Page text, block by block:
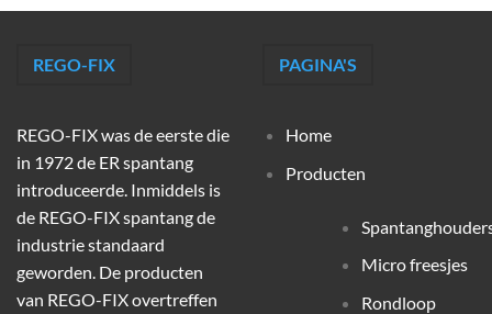
REGO-FIX
REGO-FIX was de eerste die
in 1972 de ER spantang
introduceerde. Inmiddels is
de REGO-FIX spantang de
industrie standaard
geworden. De producten
van REGO-FIX overtreffen
PAGINA'S
Home
Producten
Micro freesjes
Rondloop